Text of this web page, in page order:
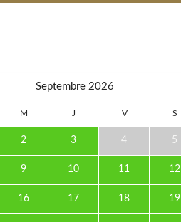
Septembre 2026
M J V S
2 3 4 5
9 10 11 12
16 17 18 19